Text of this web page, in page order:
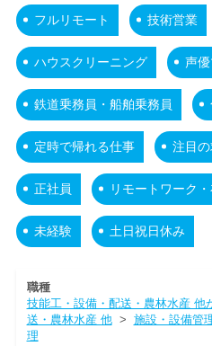
フルリモート 技術営業
ハウスクリーニング 声
鉄道乗務員・船舶乗務員
定時で帰れる仕事 注目
正社員 リモートワーク
未経験 土日祝日休み
職種
技能工・設備・配送・農林水産 他
送・農林水産 他> 施設・設備管
理